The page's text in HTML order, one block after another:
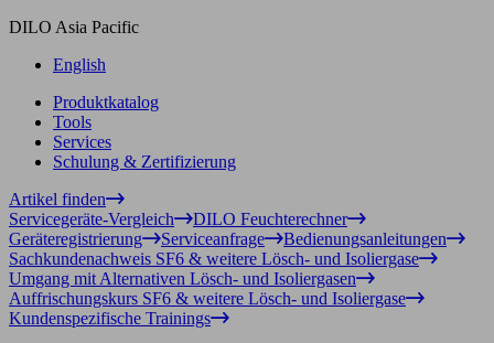
DILO Asia Pacific
English
Produktkatalog
Tools
Services
Schulung & Zertifizierung
Artikel finden
Servicegeräte-Vergleich
DILO Feuchterechner
Geräteregistrierung
Serviceanfrage
Bedienungsanleitungen
Sachkundenachweis SF6 & weitere Lösch- und Isoliergase
Umgang mit Alternativen Lösch- und Isoliergasen
Auffrischungskurs SF6 & weitere Lösch- und Isoliergase
Kundenspezifische Trainings